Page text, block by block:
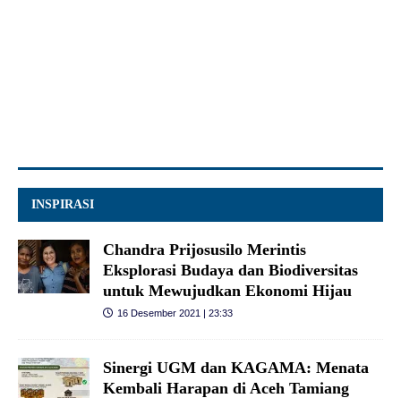
INSPIRASI
Chandra Prijosusilo Merintis
Eksplorasi Budaya dan Biodiversitas
untuk Mewujudkan Ekonomi Hijau
16 Desember 2021 | 23:33
Sinergi UGM dan KAGAMA: Menata
Kembali Harapan di Aceh Tamiang